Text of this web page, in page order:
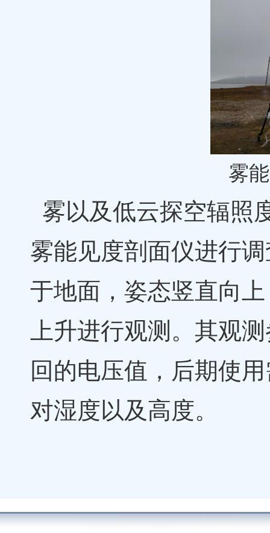
雾
雾以及低云探空辐照
雾能见度剖面仪进行
于地面，姿态竖直向
上升进行观测。其观
回的电压值，后期使
对湿度以及高度。